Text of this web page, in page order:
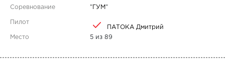
" ГУМ"
ПАТОКА Дмитрий
5 из 89